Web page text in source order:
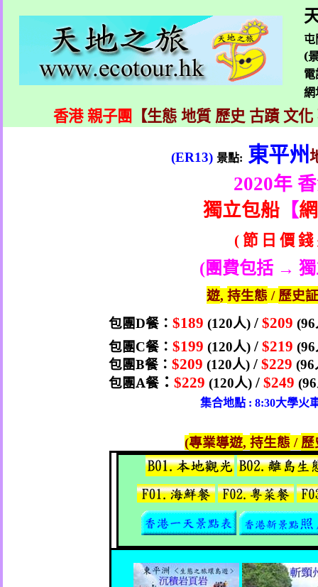
(
香港 親子團【生態 地質 歷史 古蹟 文化
(ER13)景點: 東平州
2020年
獨立包船 【
( 節 日 價錢
(團費包括 →
遊,持生態 / 歷史
包團D餐：$189 (120人) /$209(96
包團C餐：$199 (120人)/$219(96
包團B餐：$209 (120人) /$229 (96
包團A餐 ：$229 (120人) /$249 (96
集合地點: 8:30大學火
(專業導遊, 持生態 /